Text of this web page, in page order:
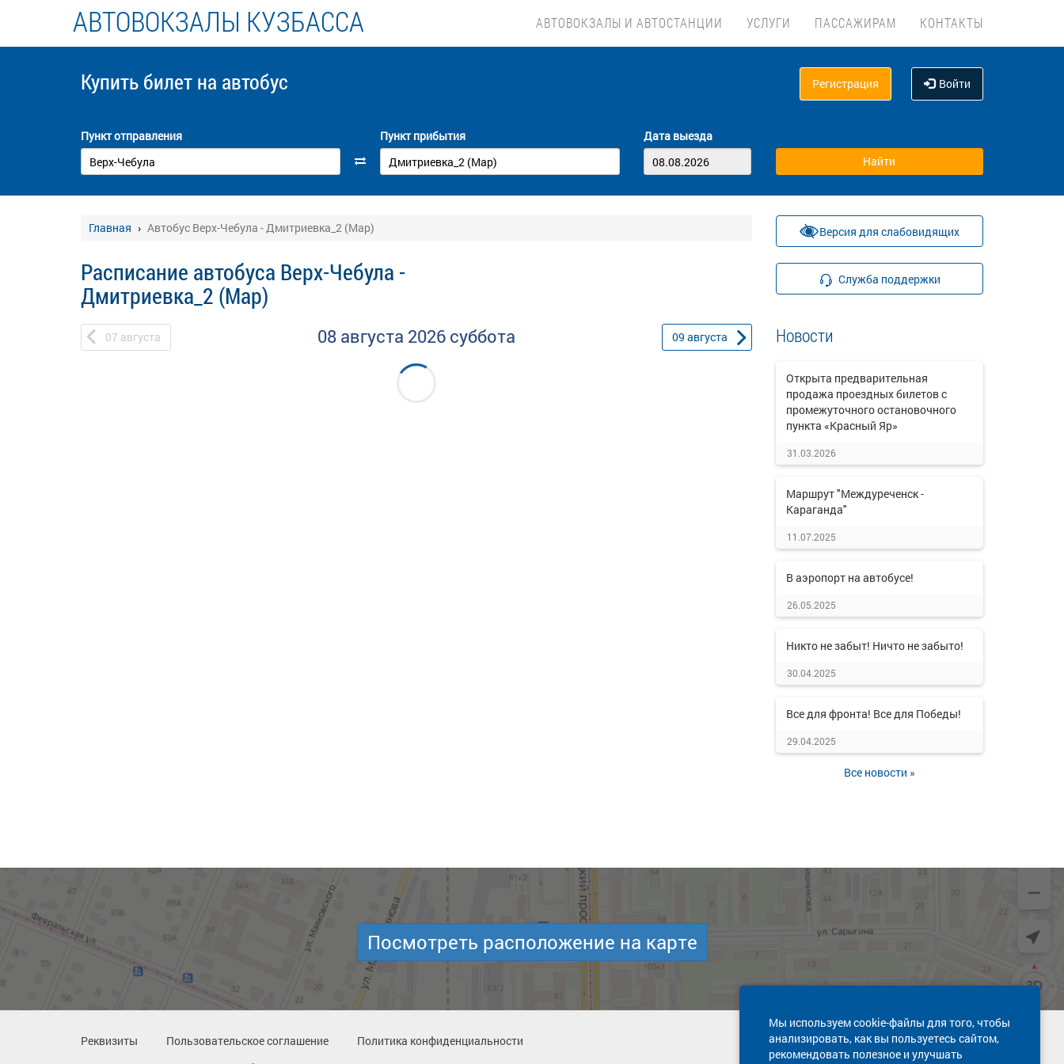
АВТОВОКЗАЛЫ КУЗБАССА АВТОВОКЗАЛЫ И АВТОСТАНЦИИ УСЛУГИ ПАССАЖИРАМ КОНТАКТЫ
Купить билет на автобус Регистрация Войти
Пункт отправления Пункт прибытия Дата выезда
Главная Автобус Верх-Чебула - Дмитриевка_2 (Мар)
Расписание автобуса Верх-Чебула -
Дмитриевка_2 (Мар)
07 августа 08 августа 2026 суббота 09 августа
Версия для слабовидящих
Служба поддержки
Новости
Открыта предварительная
продажа проездных билетов с
промежуточного остановочного
пункта «Красный Яр»
31.03.2026
Маршрут "Междуреченск -
Караганда"
11.07.2025
В аэропорт на автобусе!
26.05.2025
Никто не забыт! Ничто не забыто!
30.04.2025
Все для фронта! Все для Победы!
29.04.2025
Все новости »
Мы используем cookie-файлы для того, чтобы
анализировать, как вы пользуетесь сайтом,
рекомендовать полезное и улучшать
Посмотреть расположение на карте
Реквизиты Пользовательское соглашение
Политика конфиденциальности
Техническая поддержка сайта